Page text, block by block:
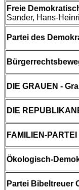
Freie
Sander, Hans-
Partei des
DIE GRAUEN -
DIE
FAMILIEN-
Ökologisch-
Partei Bibeltreuer